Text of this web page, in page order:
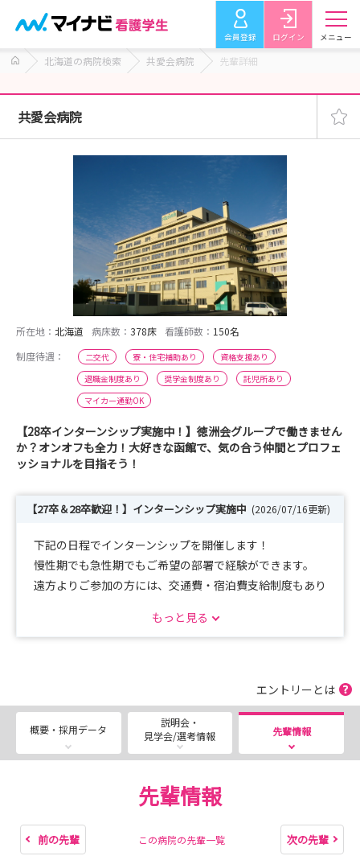
会員登録 ログイン メニュー
北海道の病院検索 共愛会病院 先輩詳細
共愛会病院
所在地： 北海道 病床数： 378床 看護師数： 150名
制度待遇：
二交代 寮・住宅補助あり
資格支援あり
退職金制度あり
奨学金制度あり
託児所あり
マイカー通勤OK
【28卒インターンシップ実施中！】徳洲会グループで働きません
か？オンオフも全力！大好きな函館で、気の合う仲間とプロフェ
ッショナルを目指そう！
【27卒＆28卒歓迎！】インターンシップ実施中 (2026/07/16更新)
下記の日程でインターンシップを開催します！
慢性期でも急性期でもご希望の部署で経験ができます。
遠方よりご参加の方には、交通費・宿泊費支給制度もあり
日本で1番魅力的な街で、看護師への第1歩を踏み出しま
・7月23日（木）
・8月13日（木）
・8月30日（木）
・10月29日（木）
もっと見る
エントリーとは
概要・採用データ
説明会・
見学会/選考情報
先輩情報
先輩情報
前の先輩 この病院の先輩一覧 次の先輩